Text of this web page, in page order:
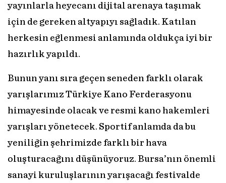
yayınlarla heyecanı dijital arenaya taşımak
için de gereken altyapıyı sağladık. Katılan
herkesin eğlenmesi anlamında oldukça iyi bir
hazırlık yapıldı.
Bunun yanı sıra geçen seneden farklı olarak
yarışlarımız Türkiye Kano Ferderasyonu
himayesinde olacak ve resmi kano hakemleri
yarışları yönetecek. Sportif anlamda da bu
yeniliğin şehrimizde farklı bir hava
oluşturacağını düşünüyoruz. Bursa’nın önemli
sanayi kuruluşlarının yarışacağı festivalde